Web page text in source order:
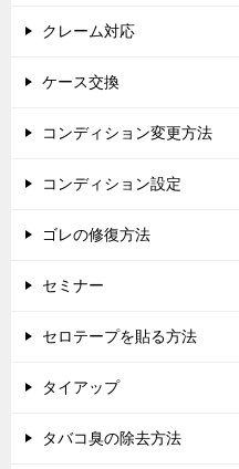
クレーム対応
ケース交換
コンディション変更方法
コンディション設定
ゴレの修復方法
セミナー
セロテープを貼る方法
タイアップ
タバコ臭の除去方法